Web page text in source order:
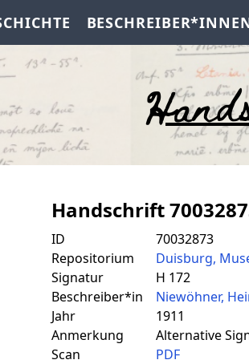
Handschrift
ID
70032873
Repositorium
Duisburg,
Signatur
H 172
Beschreiber*in
Niewöhner,
Jahr
1911
Anmerkung
Alternative
Scan
PDF